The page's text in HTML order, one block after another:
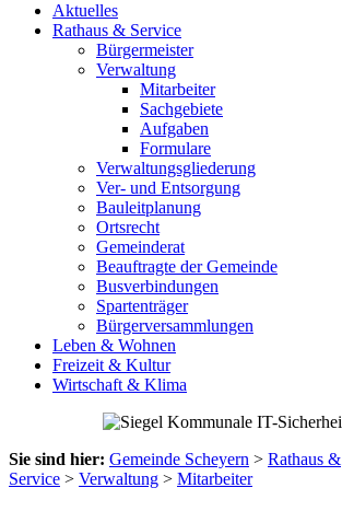
Aktuelles
Rathaus & Service
Bürgermeister
Verwaltung
Mitarbeiter
Sachgebiete
Aufgaben
Formulare
Verwaltungsgliederung
Ver- und Entsorgung
Bauleitplanung
Ortsrecht
Gemeinderat
Beauftragte der Gemeinde
Busverbindungen
Spartenträger
Bürgerversammlungen
Leben & Wohnen
Freizeit & Kultur
Wirtschaft & Klima
Sie sind hier: Gemeinde Scheyern > Rathaus &
Service > Verwaltung > Mitarbeiter